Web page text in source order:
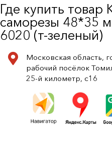
Где купить товар
саморезы 48*35
6020 (т-зеленый)
Московская область,
рабочий посёлок
25-й километр, с16